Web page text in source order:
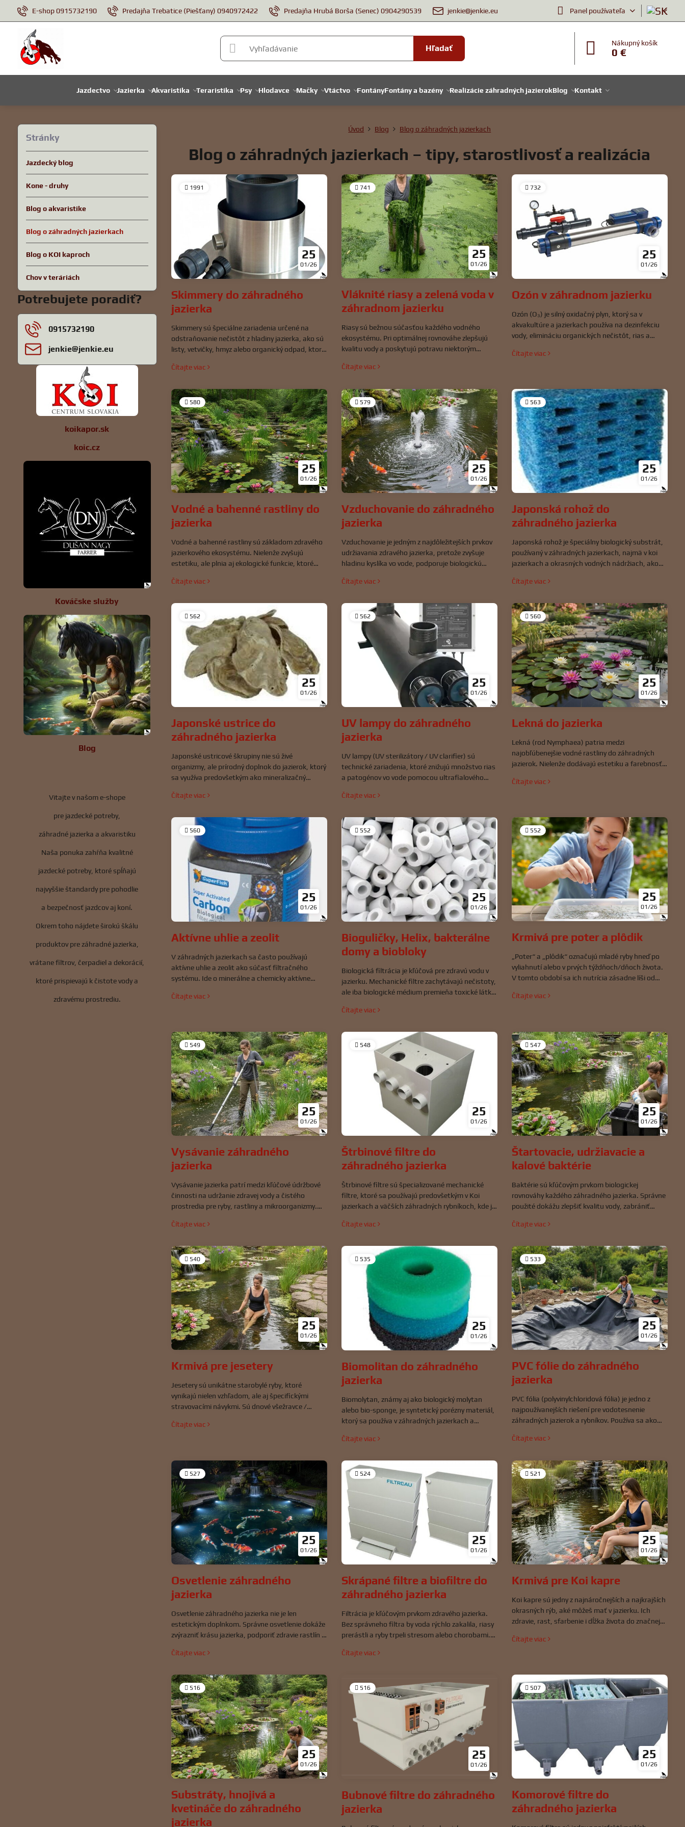
E-shop 0915732190 Predajňa Trebatice (Piešťany) 0940972422 Predajňa Hrubá Borša (Senec) 0904290539 jenkie@jenkie.eu Panel používateľa
Hľadať
Nákupný košík
0 €
Jazdectvo Jazierka Akvaristika Teraristika Psy Hlodavce Mačky Vtáctvo FontányFontány a bazény Realizácie záhradných jazierokBlog Kontakt
Úvod Blog Blog o záhradných jazierkach
Blog o záhradných jazierkach – tipy, starostlivosť a realizácia
1991
25
01/26
Skimmery do záhradného
jazierka
Skimmery sú špeciálne zariadenia určené na
odstraňovanie nečistôt z hladiny jazierka, ako sú
listy, vetvičky, hmyz alebo organický odpad, ktorý
kľúčovou súčasťou údržby čistej a zdravej vodnej
jesetery.
Čítajte viac
741
25
01/26
Vláknité riasy a zelená voda v
záhradnom jazierku
Riasy sú bežnou súčasťou každého vodného
ekosystému. Pri optimálnej rovnováhe zlepšujú
kvalitu vody a poskytujú potravu niektorým
prirodzené hranice, môžu sa stať problémom —
vody. Tieto dve formy rias sa líšia svojou povahou,
nárokmi a aj metódami boja.
Čítajte viac
732
25
01/26
Ozón v záhradnom jazierku
Ozón (O₃) je silný oxidačný plyn, ktorý sa v
akvakultúre a jazierkach používa na dezinfekciu
vody, elimináciu organických nečistôt, rias a
vody, ale zároveň je to silne reaktívna látka, ktorá
porozumieť do hĺbky.
Čítajte viac
580
25
01/26
Vodné a bahenné rastliny do
jazierka
Vodné a bahenné rastliny sú základom zdravého
jazierkového ekosystému. Nielenže zvyšujú
estetiku, ale plnia aj ekologické funkcie, ktoré
Čítajte viac
579
25
01/26
Vzduchovanie do záhradného
jazierka
Vzduchovanie je jedným z najdôležitejších prvkov
udržiavania zdravého jazierka, pretože zvyšuje
hladinu kyslíka vo vode, podporuje biologickú
vzduchovanie je kľúčové najmä v teplých
ryby sú náchylnejšie na stres a choroby.
Čítajte viac
563
25
01/26
Japonská rohož do
záhradného jazierka
Japonská rohož je špeciálny biologický substrát,
používaný v záhradných jazierkach, najmä v koi
jazierkach a okrasných vodných nádržiach, ako
štruktúrou, ktorá podporuje rast nitrifikačných
zároveň poskytuje mechanickú filtráciu.
Čítajte viac
562
25
01/26
Japonské ustrice do
záhradného jazierka
Japonské ustricové škrupiny nie sú živé
organizmy, ale prírodný doplnok do jazierok, ktorý
sa využíva predovšetkým ako mineralizačný
parametrov vody. Ich použitie je obľúbené u
chcú podporiť kvalitu vody bez chemických
prípravkov.
Čítajte viac
562
25
01/26
UV lampy do záhradného
jazierka
UV lampy (UV sterilizátory / UV clarifier) sú
technické zariadenia, ktoré znižujú množstvo rias
a patogénov vo vode pomocou ultrafialového
spôsobov, ako udržiavať vodu číru a zdravú bez
Čítajte viac
560
25
01/26
Lekná do jazierka
Lekná (rod Nymphaea) patria medzi
najobľúbenejšie vodné rastliny do záhradných
jazierok. Nielenže dodávajú estetiku a farebnosť,
podporuje rovnováhu celého ekosystému.
Čítajte viac
560
25
01/26
Aktívne uhlie a zeolit
V záhradných jazierkach sa často používajú
aktívne uhlie a zeolit ako súčasť filtračného
systému. Ide o minerálne a chemicky aktívne
vody, znižovaniu zápachu a odstraňovaniu
filtráciu a pomáhajú udržiavať zdravý ekosystém.
Čítajte viac
552
25
01/26
Bioguličky, Helix, bakterálne
domy a biobloky
Biologická filtrácia je kľúčová pre zdravú vodu v
jazierku. Mechanické filtre zachytávajú nečistoty,
ale iba biologické médium premieňa toxické látky
Čítajte viac
552
25
01/26
Krmivá pre poter a plôdik
„Poter“ a „plôdik“ označujú mladé ryby hneď po
vyliahnutí alebo v prvých týždňoch/dňoch života.
V tomto období sa ich nutrícia zásadne líši od
metabolizmus je intenzívny a majú špecifické
Čítajte viac
549
25
01/26
Vysávanie záhradného
jazierka
Vysávanie jazierka patrí medzi kľúčové údržbové
činnosti na udržanie zdravej vody a čistého
prostredia pre ryby, rastliny a mikroorganizmy.
predchádzať nahromadeniu kalu, organického
zhoršovať kvalitu vody a podporovať rast rias.
Čítajte viac
548
25
01/26
Štrbinové filtre do
záhradného jazierka
Štrbinové filtre sú špecializované mechanické
filtre, ktoré sa používajú predovšetkým v Koi
jazierkach a väčších záhradných rybníkoch, kde je
a zabezpečiť priehľadnú vodu. Ich názov vychádza
prechádza, zatiaľ čo väčšie častice sú zachytené.
Čítajte viac
547
25
01/26
Štartovacie, udržiavacie a
kalové baktérie
Baktérie sú kľúčovým prvkom biologickej
rovnováhy každého záhradného jazierka. Správne
použité dokážu zlepšiť kvalitu vody, zabrániť
organického odpadu. Na trhu nájdeme
majú rôzne funkcie.
Čítajte viac
540
25
01/26
Krmivá pre jesetery
Jesetery sú unikátne starobylé ryby, ktoré
vynikajú nielen vzhľadom, ale aj špecifickými
stravovacími návykmi. Sú dnové všežravce /
ich správna výživa je kľúčová pre rast, zdravie,
Čítajte viac
535
25
01/26
Biomolitan do záhradného
jazierka
Biomolytan, známy aj ako biologický molytan
alebo bio-sponge, je syntetický porézny materiál,
ktorý sa používa v záhradných jazierkach a
prospešných baktérií, ktoré premieňajú škodlivé
stabilnú kvalitu vody a zdravie rýb a rastlín.
Čítajte viac
533
25
01/26
PVC fólie do záhradného
jazierka
PVC fólia (polyvinylchloridová fólia) je jedno z
najpoužívanejších riešení pre vodotesnenie
záhradných jazierok a rybníkov. Používa sa ako
bez úniku do okolia.
Čítajte viac
527
25
01/26
Osvetlenie záhradného
jazierka
Osvetlenie záhradného jazierka nie je len
estetickým doplnkom. Správne osvetlenie dokáže
zvýrazniť krásu jazierka, podporiť zdravie rastlín a
pohybe okolo jazierka.
Čítajte viac
524
25
01/26
Skrápané filtre a biofiltre do
záhradného jazierka
Filtrácia je kľúčovým prvkom zdravého jazierka.
Bez správneho filtra by voda rýchlo zakalila, riasy
prerástli a ryby trpeli stresom alebo chorobami.
systémy filtrácie, ktoré sa často kombinujú pre
Čítajte viac
521
25
01/26
Krmivá pre Koi kapre
Koi kapre sú jedny z najnáročnejších a najkrajších
okrasných rýb, aké môžeš mať v jazierku. Ich
zdravie, rast, sfarbenie i dĺžka života do značnej
nie sú len jedlom – sú zdrojom energie, výživy a
Čítajte viac
516
25
01/26
Substráty, hnojivá a
kvetináče do záhradného
jazierka
516
25
01/26
Bubnové filtre do záhradného
jazierka
507
25
01/26
Komorové filtre do
záhradného jazierka
Stránky
Jazdecký blog
Kone - druhy
Blog o akvaristike
Blog o záhradných jazierkach
Blog o KOI kaproch
Chov v teráriách
Potrebujete poradiť?
0915732190
jenkie​@jenkie​.eu
koikapor.sk
koic.cz
Kováčske služby
Blog
Vitajte v našom e-shope
pre jazdecké potreby,
záhradné jazierka a akvaristiku
Naša ponuka zahŕňa kvalitné
jazdecké potreby, ktoré spĺňajú
najvyššie štandardy pre pohodlie
a bezpečnosť jazdcov aj koní.
Okrem toho nájdete širokú škálu
produktov pre záhradné jazierka,
vrátane filtrov, čerpadiel a dekorácií,
ktoré prispievajú k čistote vody a
zdravému prostrediu.